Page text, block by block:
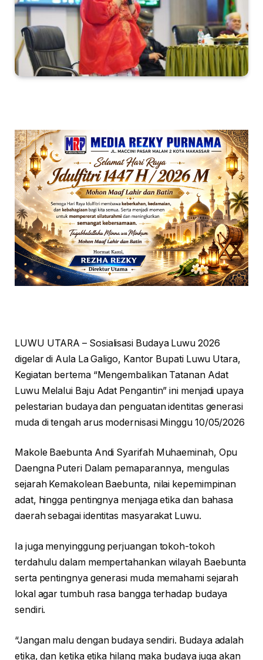
LUWU UTARA – Sosialisasi Budaya Luwu 2026
digelar di Aula La Galigo, Kantor Bupati Luwu Utara,
Kegiatan bertema “Mengembalikan Tatanan Adat
Luwu Melalui Baju Adat Pengantin” ini menjadi upaya
pelestarian budaya dan penguatan identitas generasi
muda di tengah arus modernisasi Minggu 10/05/2026
Makole Baebunta Andi Syarifah Muhaeminah, Opu
Daengna Puteri Dalam pemaparannya, mengulas
sejarah Kemakolean Baebunta, nilai kepemimpinan
adat, hingga pentingnya menjaga etika dan bahasa
daerah sebagai identitas masyarakat Luwu.
Ia juga menyinggung perjuangan tokoh-tokoh
terdahulu dalam mempertahankan wilayah Baebunta
serta pentingnya generasi muda memahami sejarah
lokal agar tumbuh rasa bangga terhadap budaya
sendiri.
“Jangan malu dengan budaya sendiri. Budaya adalah
etika, dan ketika etika hilang maka budaya juga akan